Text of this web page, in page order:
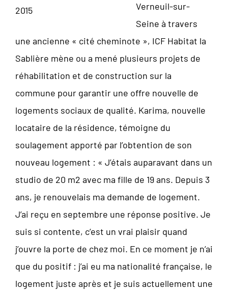
2015
Verneuil-sur-
Seine à travers
une ancienne « cité cheminote », ICF Habitat la
Sablière mène ou a mené plusieurs projets de
réhabilitation et de construction sur la
commune pour garantir une offre nouvelle de
logements sociaux de qualité. Karima, nouvelle
locataire de la résidence, témoigne du
soulagement apporté par l’obtention de son
nouveau logement : « J’étais auparavant dans un
studio de 20 m2 avec ma fille de 19 ans. Depuis 3
ans, je renouvelais ma demande de logement.
J’ai reçu en septembre une réponse positive. Je
suis si contente, c’est un vrai plaisir quand
j’ouvre la porte de chez moi. En ce moment je n’ai
que du positif : j’ai eu ma nationalité française, le
logement juste après et je suis actuellement une